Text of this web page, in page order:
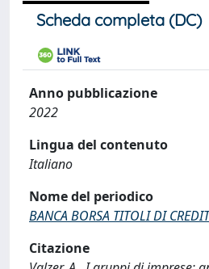
Scheda completa (DC)
Anno pubblicazione
2022
Lingua del contenuto
Italiano
Nome del periodico
BANCA BORSA TITOLI DI
Citazione